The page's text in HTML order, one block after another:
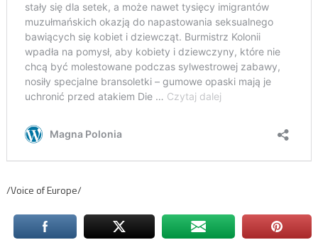
/Voice of Europe/